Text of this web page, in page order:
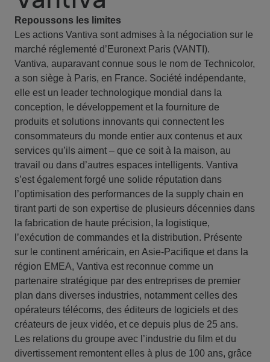
Repoussons les limites
Les actions Vantiva sont admises à la négociation sur le
marché réglementé d’Euronext Paris (VANTI).
Vantiva, auparavant connue sous le nom de Technicolor,
a son siège à Paris, en France. Société indépendante,
elle est un leader technologique mondial dans la
conception, le développement et la fourniture de
produits et solutions innovants qui connectent les
consommateurs du monde entier aux contenus et aux
services qu’ils aiment – que ce soit à la maison, au
travail ou dans d’autres espaces intelligents. Vantiva
s’est également forgé une solide réputation dans
l’optimisation des performances de la supply chain en
tirant parti de son expertise de plusieurs décennies dans
la fabrication de haute précision, la logistique,
l’exécution de commandes et la distribution. Présente
sur le continent américain, en Asie-Pacifique et dans la
région EMEA, Vantiva est reconnue comme un
partenaire stratégique par des entreprises de premier
plan dans diverses industries, notamment celles des
opérateurs télécoms, des éditeurs de logiciels et des
créateurs de jeux vidéo, et ce depuis plus de 25 ans.
Les relations du groupe avec l’industrie du film et du
divertissement remontent elles à plus de 100 ans, grâce